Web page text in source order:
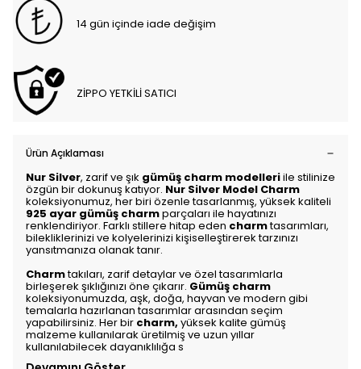
14 gün içinde iade değişim
ZİPPO YETKİLİ SATICI
Ürün Açıklaması
Nur Silver, zarif ve şık gümüş charm modelleriile stilinize
özgün bir dokunuş katıyor. Nur Silver Model Charm
koleksiyonumuz, her biri özenle tasarlanmış, yüksek kaliteli
925 ayar gümüş charmparçaları ile hayatınızı
renklendiriyor. Farklı stillere hitap eden charmtasarımları,
bilekliklerinizi ve kolyelerinizi kişiselleştirerek tarzınızı
yansıtmanıza olanak tanır.
Charmtakıları, zarif detaylar ve özel tasarımlarla
birleşerek şıklığınızı öne çıkarır. Gümüş charm
koleksiyonumuzda, aşk, doğa, hayvan ve modern gibi
temalarla hazırlanan tasarımlar arasından seçim
yapabilirsiniz. Her bir charm, yüksek kalite gümüş
malzeme kullanılarak üretilmiş ve uzun yıllar
kullanılabilecek dayanıklılığa s